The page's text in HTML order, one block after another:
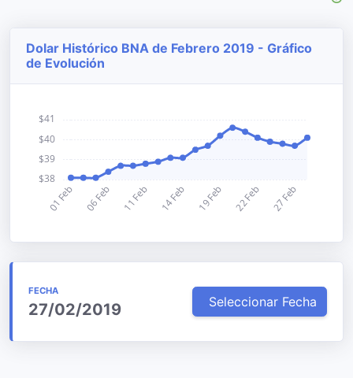
Dolar Histórico BNA de Febrero 2019 - Gráfico
de Evolución
FECHA
27/02/2019 Seleccionar Fecha